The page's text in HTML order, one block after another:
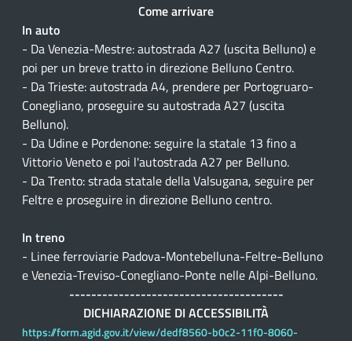
Come arrivare
In auto
- Da Venezia-Mestre: autostrada A27 (uscita Belluno) e
poi per un breve tratto in direzione Belluno Centro.
- Da Trieste: autostrada A4, prendere per Portogruaro-
Conegliano, proseguire su autostrada A27 (uscita
Belluno).
- Da Udine e Pordenone: seguire la statale 13 fino a
Vittorio Veneto e poi l'autostrada A27 per Belluno.
- Da Trento: strada statale della Valsugana, seguire per
Feltre e proseguire in direzione Belluno centro.
In treno
- Linee ferroviarie Padova-Montebelluna-Feltre-Belluno
e Venezia-Treviso-Conegliano-Ponte nelle Alpi-Belluno.
---------------------------------------
DICHIARAZIONE DI ACCESSIBILITÀ
https://form.agid.gov.it/view/dedf8560-b0c2-11f0-8060-